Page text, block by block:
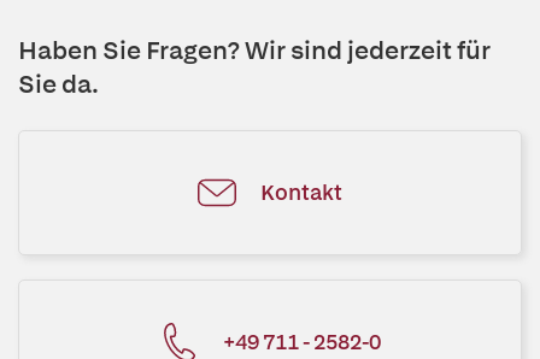
Haben Sie Fragen? Wir sind jederzeit für
Sie da.
Kontakt
+49 711 - 2582-0